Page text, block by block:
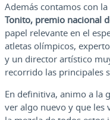
Además contamos con
Tonito, premio nacional
papel relevante en el
atletas olímpicos,
y un director artístico
recorrido las principales
En definitiva, animo a la
ver algo nuevo y que les